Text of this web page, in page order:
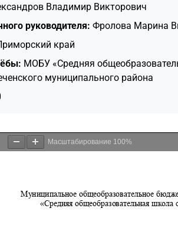
Владимир Викторович
руководителя: Фролова Марина
край
МОБУ «Средняя
муниципального района
Масштабирование 100%